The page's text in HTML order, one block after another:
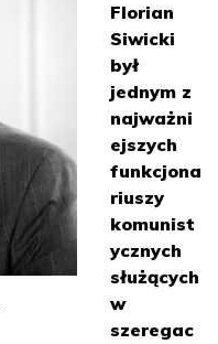
Florian
Siwicki
był
jednym z
najważni
ejszych
funkcjona
riuszy
komunist
ycznych
służących
w
szeregac